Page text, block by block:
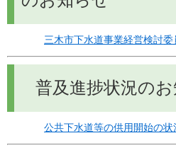
三木市下水道事業経営検討委
普及進捗状況の
公共下水道等の供用開始の状